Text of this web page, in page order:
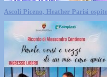
Ascoli Piceno, Heather Parisi